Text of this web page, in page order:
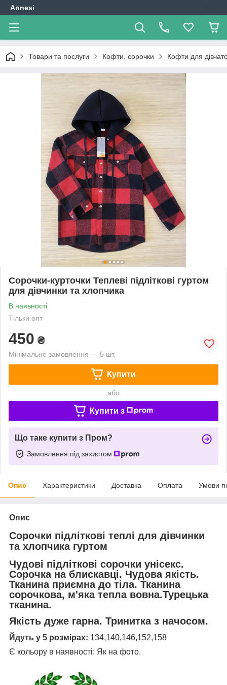
Annesi
Товари та послуги Кофти, сорочки Кофти для
Сорочки-курточки Теплеві підліткові гуртом
для дівчинки та хлопчика
В наявності
Тільки опт
450 ₴
Мінімальне замовлення — 5 шт.
Купити
або
Купити з
Що таке купити з Пром?
Замовлення під захистом
Опис Характеристики Доставка Оплата Умови
Опис
Сорочки підліткові теплі для дівчинки
та хлопчика гуртом
Чудові підліткові сорочки унісекс.
Сорочка на блискавці. Чудова якість.
Тканина приємна до тіла. Тканина
сорочкова, м'яка тепла вовна.Турецька
тканина.
Якість дуже гарна. Тринитка з начосом.
Йдуть у 5 розмірах: 134,140,146,152,158
Є кольору в наявності: Як на фото.